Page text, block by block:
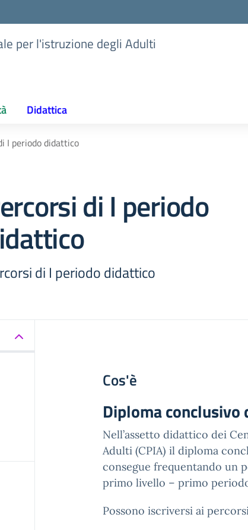
per l'istruzione degli Adulti
Didattica
I periodo didattico
di I periodo
di I periodo didattico
Cos'è
Diploma
Nell’assetto didattico dei
Adulti (CPIA) il diploma
consegue frequentando un
primo livello – primo
Possono iscriversi ai